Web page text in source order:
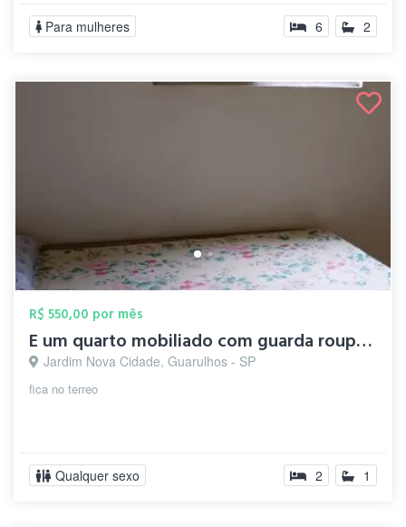
Para mulheres 6 2
R$ 550,00 por mês
E um quarto mobiliado com guarda roupa e...
Jardim Nova Cidade, Guarulhos - SP
fica no terreo
Qualquer sexo 2 1